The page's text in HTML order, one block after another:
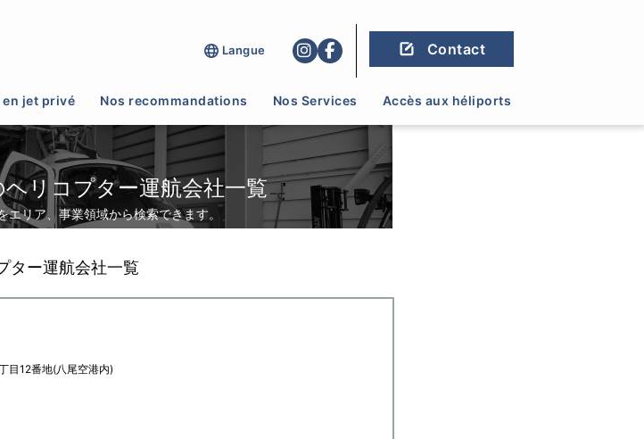
Langue Contact
en jet privé Nos recommandations Nos Services Accès aux héliports
リコプター運航会社一覧
リア、事業領域から検索できます。
ター運航会社一覧
目12番地(八尾空港内)